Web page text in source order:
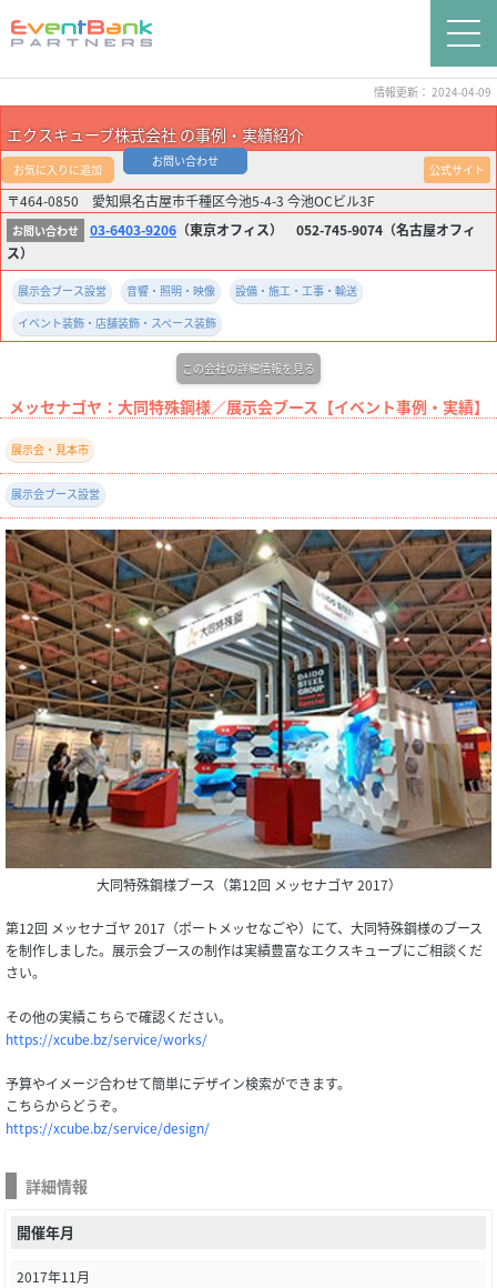
情報更新： 2024-04-09
エクスキューブ株式会社 の事例・実績紹介
お気に入りに追加
〒464-0850 愛知県名古屋市千種区今池5-4-3 今池OCビル3F
03-6403-9206 （東京オフィス） 052-745-9074（名古屋オフィ
ス）
公式サイト
お問い合わせ
展示会ブース設営 音響・照明・映像
設備・施工・工事・輸送
イベント装飾・店舗装飾・スペース装飾
この会社の詳細情報を見る
メッセナゴヤ：大同特殊鋼様／展示会ブース【イベント事例・実績】
展示会・見本市
展示会ブース設営
大同特殊鋼様ブース（第12回 メッセナゴヤ 2017）
第12回 メッセナゴヤ 2017（ポートメッセなごや）にて、大同特殊鋼様のブース
を制作しました。展示会ブースの制作は実績豊富なエクスキューブにご相談くだ
さい。
その他の実績こちらで確認ください。
https://xcube.bz/service/works/
予算やイメージ合わせて簡単にデザイン検索ができます。
こちらからどうぞ。
https://xcube.bz/service/design/
詳細情報
開催年月
2017年11月